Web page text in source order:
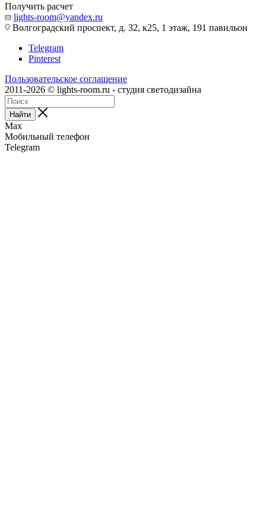
Получить расчет
lights-room@yandex.ru
Волгоградский проспект, д. 32, к25, 1 этаж, 191 павильон
Telegram
Pinterest
Пользовательское соглашение
2011-2026 © lights-room.ru - студия светодизайна
Найти
Max
Мобильный телефон
Telegram